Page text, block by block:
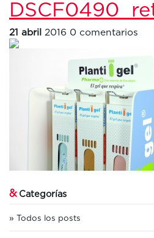
21 abril 2016 0 comentarios
&Categorías
Todos los posts